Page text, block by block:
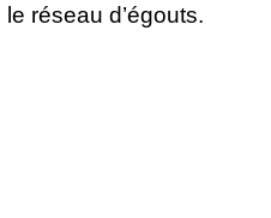
réseau d’égouts.